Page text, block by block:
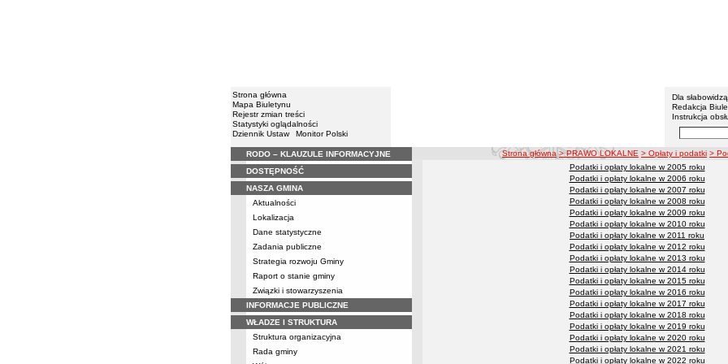
Strona główna
Mapa Biuletynu
Rejestr zmian treści
Statystyki oglądalności
Dziennik Ustaw
Monitor Polski
Gmina
Menu
Dla
Redakcja
Instrukcja
Wyszukiwarka
Menu
RODO – KLAUZULE INFORMACYJNE
DOSTĘPNOŚĆ
NASZA GMINA
Aktualności
Lokalizacja
Dane statystyczne
Zadania publiczne
Strategia rozwoju Gminy
Raport o stanie gminy
Związki i stowarzyszenia
INFORMACJE PUBLICZNE
WŁADZE I STRUKTURA
Struktura organizacyjna
Rada gminy
ścieżka nawigacji
Strona główna > PRAWO LOKALNE > Opłaty i podatki >
Podatki i opłaty lokalne w 2005 roku
Podatki i opłaty lokalne w 2006 roku
Podatki i opłaty lokalne w 2007 roku
Podatki i opłaty lokalne w 2008 roku
Podatki i opłaty lokalne w 2009 roku
Podatki i opłaty lokalne w 2010 roku
Podatki i opłaty lokalne w 2011 roku
Podatki i opłaty lokalne w 2012 roku
Podatki i opłaty lokalne w 2013 roku
Podatki i opłaty lokalne w 2014 roku
Podatki i opłaty lokalne w 2015 roku
Podatki i opłaty lokalne w 2016 roku
Podatki i opłaty lokalne w 2017 roku
Podatki i opłaty lokalne w 2018 roku
Podatki i opłaty lokalne w 2019 roku
Podatki i opłaty lokalne w 2020 roku
Podatki i opłaty lokalne w 2021 roku
Podatki i opłaty lokalne w 2022 roku